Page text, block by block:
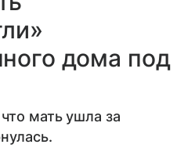
дома под
мать ушла за